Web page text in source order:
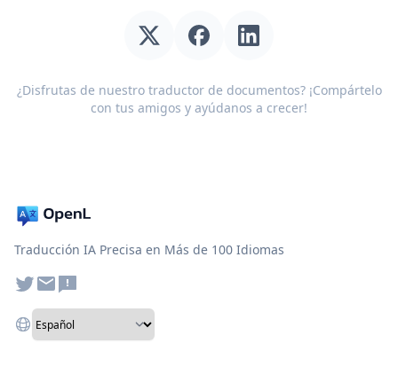
¿Disfrutas de nuestro traductor de documentos? ¡Compártelo
con tus amigos y ayúdanos a crecer!
Traducción IA Precisa en Más de 100 Idiomas